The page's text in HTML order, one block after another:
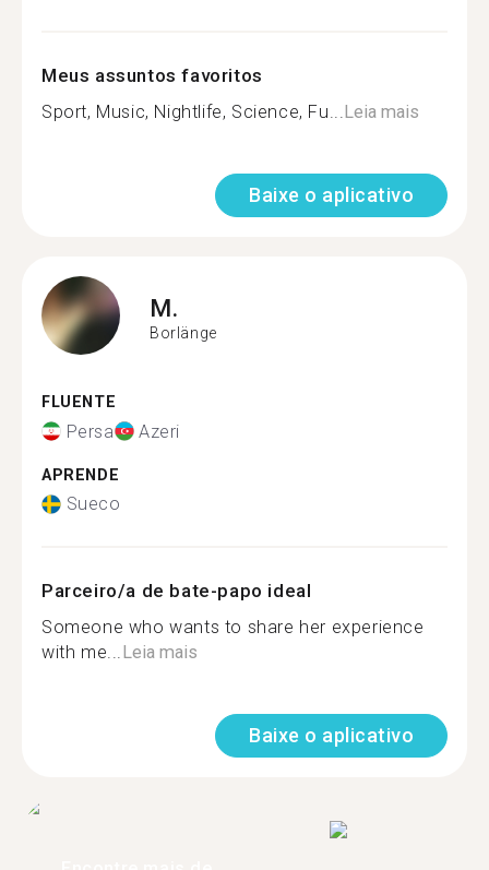
Meus assuntos favoritos
Sport, Music, Nightlife, Science, Fu...Leia mais
Baixe o aplicativo
M.
Borlänge
FLUENTE
Persa Azeri
APRENDE
Sueco
Parceiro/a de bate-papo ideal
Someone who wants to share her experience
with me...Leia mais
Baixe o aplicativo